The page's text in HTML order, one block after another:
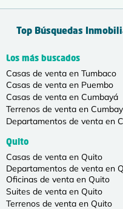
Top Búsquedas
Los más buscados
Casas de venta en Tumbaco
Casas de venta en Puembo
Casas de venta en Cumbayá
Terrenos de venta en
Departamentos de venta en
Quito
Casas de venta en Quito
Departamentos de venta en
Oficinas de venta en Quito
Suites de venta en Quito
Terrenos de venta en Quito